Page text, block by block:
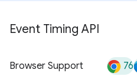
Event Timing API
Browser Support 76